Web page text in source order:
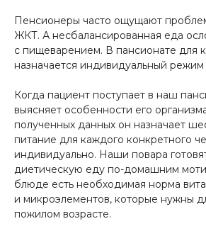
Пенсионеры часто ощущают
ЖКТ. А несбалансированная еда
с пищеварением. В пансионате для
назначается индивидуальный режим
Когда пациент поступает в наш
выясняет особенности его
полученных данных он назначает
питание для каждого конкретного
индивидуально. Наши повара
диетическую еду по-домашним
блюде есть необходимая норма
и микроэлементов, которые нужны
пожилом возрасте.